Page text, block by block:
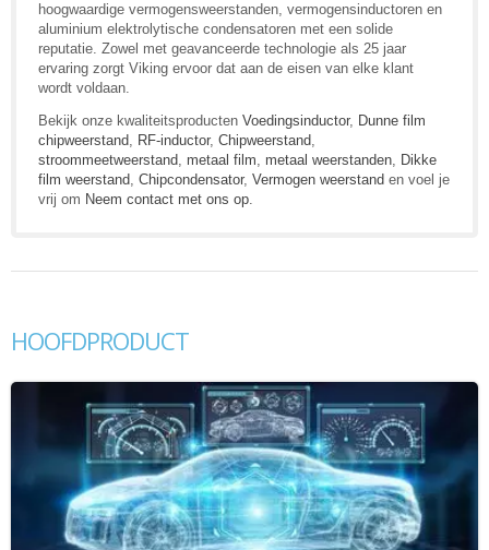
hoogwaardige vermogensweerstanden, vermogensinductoren en
aluminium elektrolytische condensatoren met een solide
reputatie. Zowel met geavanceerde technologie als 25 jaar
ervaring zorgt Viking ervoor dat aan de eisen van elke klant
wordt voldaan.
Bekijk onze kwaliteitsproducten Voedingsinductor, Dunne film
chipweerstand, RF-inductor, Chipweerstand,
stroommeetweerstand, metaal film, metaal weerstanden, Dikke
film weerstand, Chipcondensator, Vermogen weerstand en voel je
vrij om Neem contact met ons op.
HOOFDPRODUCT